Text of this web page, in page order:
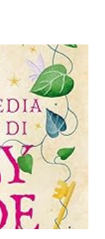
una storica
e i loro più
che
e imprevedibili
Governa il
giustizia. E, a
sentimento.